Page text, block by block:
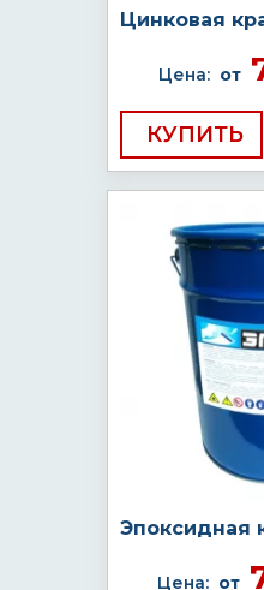
Цинковая
Цена: от
КУПИТЬ
Эпоксидная
Цена: от